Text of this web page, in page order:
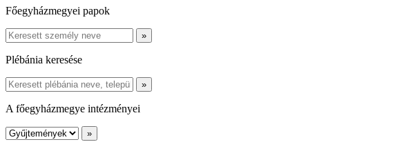
Főegyházmegyei papok
Plébánia keresése
A főegyházmegye intézményei